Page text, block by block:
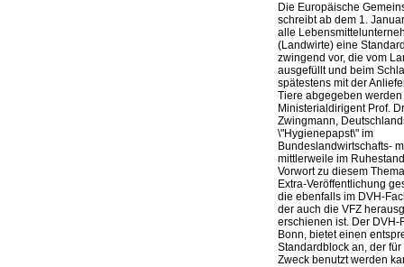
Die Europäische
schreibt ab dem 1.
alle
(Landwirte) eine
zwingend vor, die vom
ausgefüllt und beim
spätestens mit der
Tiere abgegeben werden
Ministerialdirigent Prof.
Zwingmann,
\"Hygienepapst\" im
Bundeslandwirtschafts-
mittlerweile im
Vorwort zu diesem
Extra-Veröffentlichung
die ebenfalls im DVH-
der auch die VFZ
erschienen ist. Der DVH-
Bonn, bietet einen
Standardblock an, der
Zweck benutzt werden